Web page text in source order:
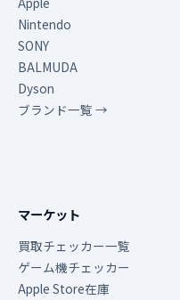
Nintendo
SONY
BALMUDA
Dyson
ブランド一覧 →
マーケット
買取チェッカー一覧
ゲーム機チェッカー
Apple Store在庫